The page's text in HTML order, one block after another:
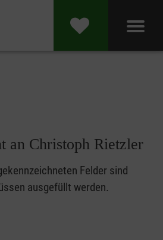
an Christoph Rietzler
Felder sind
ausgefüllt werden.